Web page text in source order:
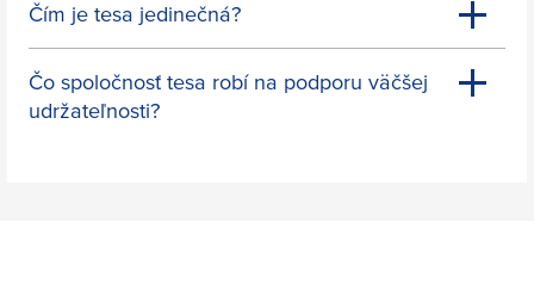
Čím je tesa jedinečná?
Čo spoločnosť tesa robí na podporu väčšej
udržateľnosti?